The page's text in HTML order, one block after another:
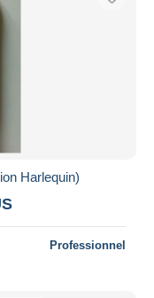
Harlequin)
Professionnel